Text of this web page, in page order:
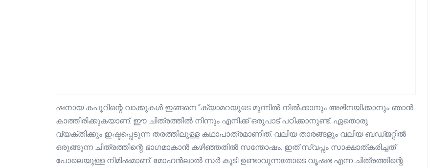
ഷനായ കപൂറിന്റെ വാക്കുകൾ ഇങ്ങനെ “ക്യാമറയുടെ മുന്നിൽ നിൽക്കാനും അഭിനയിക്കാനും ഞാൻ
കാത്തിരിക്കുകയാണ്. ഈ ചിത്രത്തിൽ നിന്നും എനിക്ക് ഒരുപാട് പഠിക്കാനുണ്ട്. ഏതൊരു
വ്യക്തിക്കും ഇഷ്ടപ്പെടുന്ന തരത്തിലുള്ള കഥാപാത്രമാണിത്. വലിയ താരങ്ങളും വലിയ ബഡ്ജറ്റിൽ
ഒരുങ്ങുന്ന ചിത്രത്തിന്റെ ഭാഗമാകാൻ കഴിഞ്ഞതിൽ സന്തോഷം. ഇത് സ്വപ്നം സാക്ഷാത്കരിച്ചത്
പോലെയുള്ള നിമിഷമാണ്. മോഹൻലാൽ സർ കൂടി ഉണ്ടാവുന്നതോടെ വൃഷഭ എന്ന ചിത്രത്തിന്റെ